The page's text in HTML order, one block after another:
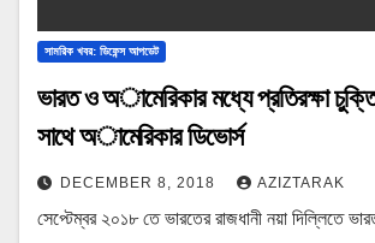
সামরিক খবর: ডিফেন্স আপডেট
ভারত ও অামেরিকার মধ্যে প্রতিরক্ষা চুক্তি ও
সাথে অামেরিকার ডিভোর্স
DECEMBER 8, 2018 AZIZTARAK
সেপ্টেম্বর ২০১৮ তে ভারতের রাজধানী নয়া দিল্লিতে